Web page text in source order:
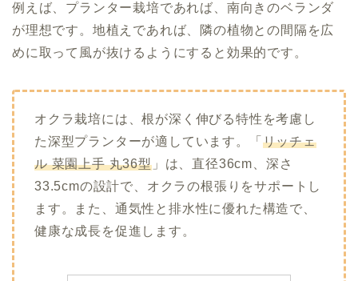
例えば、プランター栽培であれば、南向きのベランダ
が理想です。地植えであれば、隣の植物との間隔を広
めに取って風が抜けるようにすると効果的です。
オクラ栽培には、根が深く伸びる特性を考慮し
た深型プランターが適しています。
「 リッチェ
ル 菜園上手 丸36型」は、直径36cm、深さ
33.5cmの設計で、オクラの根張りをサポートし
ます。
また、通気性と排水性に優れた構造で、
健康な成長を促進します。